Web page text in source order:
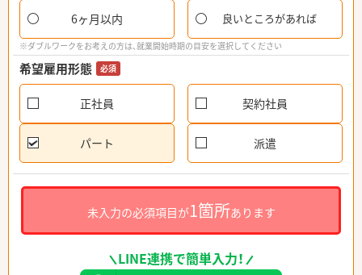
6ヶ月以内 良いところがあれば
※ダブルワークをお考えの方は、就業開始時期の目安を選択してください
希望雇用形態 必須
正社員 契約社員
パート 派遣
未入力の必須項目が1箇所あります
LINE連携で簡単入力！